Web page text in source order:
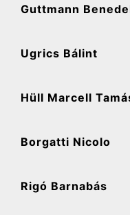
Guttmann
Ugrics Bálint
Hüll Marcell
Borgatti Nicolo
Rigó Barnabás